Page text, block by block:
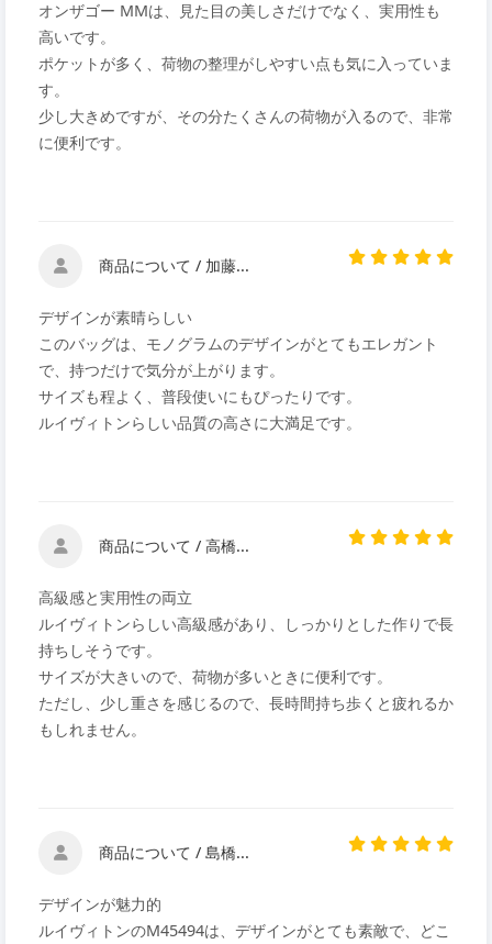
オンザゴー MMは、見た目の美しさだけでなく、実用性も
高いです。
ポケットが多く、荷物の整理がしやすい点も気に入っていま
す。
少し大きめですが、その分たくさんの荷物が入るので、非常
に便利です。
商品について / 加藤...
デザインが素晴らしい
このバッグは、モノグラムのデザインがとてもエレガント
で、持つだけで気分が上がります。
サイズも程よく、普段使いにもぴったりです。
ルイヴィトンらしい品質の高さに大満足です。
商品について / 高橋...
高級感と実用性の両立
ルイヴィトンらしい高級感があり、しっかりとした作りで長
持ちしそうです。
サイズが大きいので、荷物が多いときに便利です。
ただし、少し重さを感じるので、長時間持ち歩くと疲れるか
もしれません。
商品について / 島橋...
デザインが魅力的
ルイヴィトンのM45494は、デザインがとても素敵で、どこ